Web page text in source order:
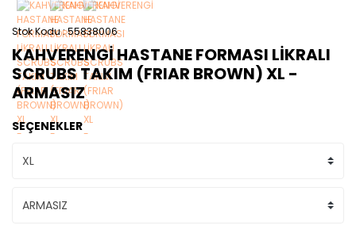
Stok Kodu 55838006
KAHVERENGİ HASTANE FORMASI LİKRALI
SCRUBS TAKIM (FRIAR BROWN) XL -
ARMASIZ
SEÇENEKLER